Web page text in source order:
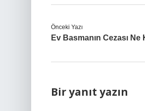
Önceki Yazı
Ev Basmanın Cezası Ne
Bir yanıt yazın